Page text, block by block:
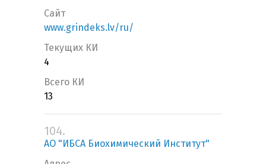
Сайт
www.grindeks.lv/ru/
Текущих КИ
4
Всего КИ
13
104.
АО "ИБСА Биохимический Институт"